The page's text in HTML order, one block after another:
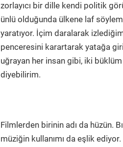
zorlayıcı bir dille kendi politik
ünlü olduğunda ülkene laf
yaratıyor. İçim daralarak
penceresini karartarak yatağa
uğrayan her insan gibi, iki büklüm
diyebilirim.
Filmlerden birinin adı da hüzün.
müziğin kullanımı da eşlik